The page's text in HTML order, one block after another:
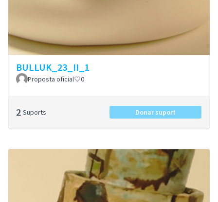
BULLUK_23_II_1
Proposta oficial 0
2 Suports Donar suport